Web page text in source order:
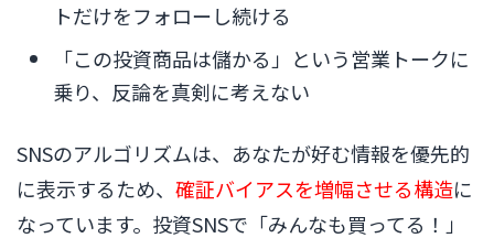
トだけをフォローし続ける
「この投資商品は儲かる」という営業トークに
乗り、反論を真剣に考えない
SNSのアルゴリズムは、あなたが好む情報を優先的
に表示するため、 確証バイアスを増幅させる構造に
なっています。投資SNSで「みんなも買ってる！」